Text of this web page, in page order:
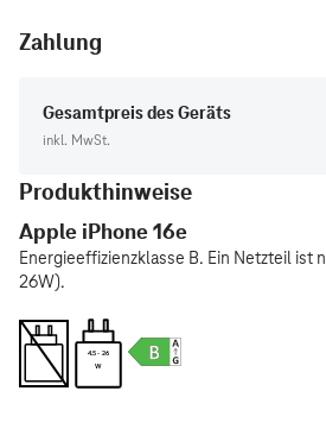
Zahlung
Gesamtpreis des Geräts
inkl. MwSt.
Produkthinweise
Apple iPhone 16e
Energieeffizienzklasse B. Ein Netzteil ist
26W).
4.5 - 26
W